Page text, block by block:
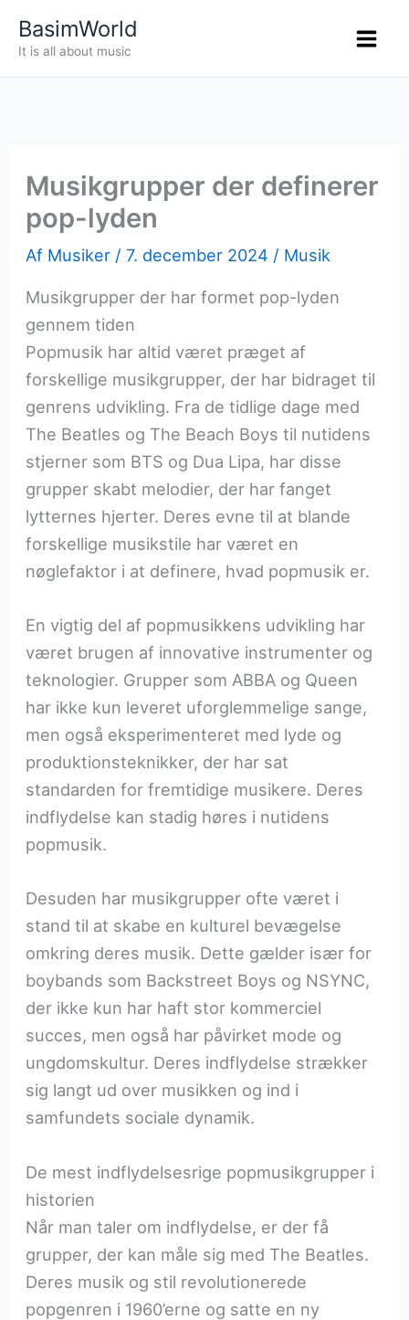
BasimWorld
It is all about music
Musikgrupper der definerer
pop-lyden
Af Musiker /7. december 2024 / Musik
Musikgrupper der har formet pop-lyden
gennem tiden
Popmusik har altid været præget af
forskellige musikgrupper, der har bidraget til
genrens udvikling. Fra de tidlige dage med
The Beatles og The Beach Boys til nutidens
stjerner som BTS og Dua Lipa, har disse
grupper skabt melodier, der har fanget
lytternes hjerter. Deres evne til at blande
forskellige musikstile har været en
nøglefaktor i at definere, hvad popmusik er.
En vigtig del af popmusikkens udvikling har
været brugen af innovative instrumenter og
teknologier. Grupper som ABBA og Queen
har ikke kun leveret uforglemmelige sange,
men også eksperimenteret med lyde og
produktionsteknikker, der har sat
standarden for fremtidige musikere. Deres
indflydelse kan stadig høres i nutidens
popmusik.
Desuden har musikgrupper ofte været i
stand til at skabe en kulturel bevægelse
omkring deres musik. Dette gælder især for
boybands som Backstreet Boys og NSYNC,
der ikke kun har haft stor kommerciel
succes, men også har påvirket mode og
ungdomskultur. Deres indflydelse strækker
sig langt ud over musikken og ind i
samfundets sociale dynamik.
De mest indflydelsesrige popmusikgrupper i
historien
Når man taler om indflydelse, er der få
grupper, der kan måle sig med The Beatles.
Deres musik og stil revolutionerede
popgenren i 1960’erne og satte en ny